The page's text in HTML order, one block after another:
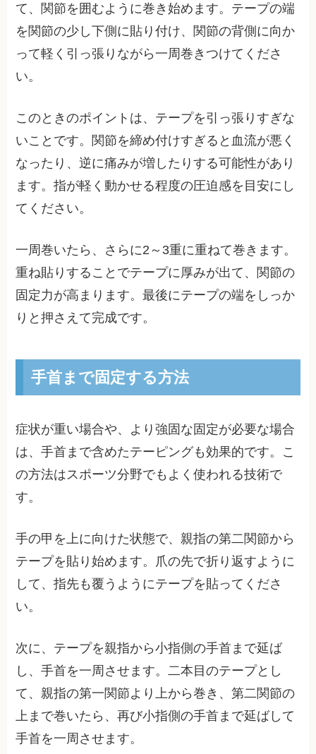
て、関節を囲むように巻き始めます。テープの端
を関節の少し下側に貼り付け、関節の背側に向か
って軽く引っ張りながら一周巻きつけてくださ
い。
このときのポイントは、テープを引っ張りすぎな
いことです。関節を締め付けすぎると血流が悪く
なったり、逆に痛みが増したりする可能性があり
ます。指が軽く動かせる程度の圧迫感を目安にし
てください。
一周巻いたら、さらに2～3重に重ねて巻きます。
重ね貼りすることでテープに厚みが出て、関節の
固定力が高まります。最後にテープの端をしっか
りと押さえて完成です。
手首まで固定する方法
症状が重い場合や、より強固な固定が必要な場合
は、手首まで含めたテーピングも効果的です。こ
の方法はスポーツ分野でもよく使われる技術で
す。
手の甲を上に向けた状態で、親指の第二関節から
テープを貼り始めます。爪の先で折り返すように
して、指先も覆うようにテープを貼ってくださ
い。
次に、テープを親指から小指側の手首まで延ば
し、手首を一周させます。二本目のテープとし
て、親指の第一関節より上から巻き、第二関節の
上まで巻いたら、再び小指側の手首まで延ばして
手首を一周させます。